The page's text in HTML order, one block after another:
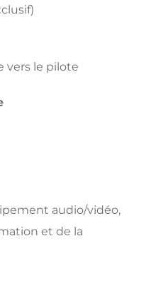
vers le pilote
audio/vidéo,
et de la